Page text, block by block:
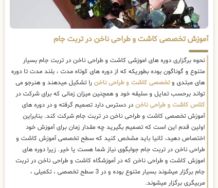
آموزش تخصصی کاشت و طراحی ناخن در تربت جام
نحوه برگزاری دوره های اموزشی کاشت و طراحی ناخن در تربت جام بسیار
متنوع و گوناگون بوده بطوریکه که از دوره های کوتاه مدت ، بلند مدت تا دوره
های مبتدی وتخصصی کاشت و طراحی ناخن را تشکیل میدهند و هنرجو می
تواند برحسب تمایل و سلیقه خود و همچنین میزان زمانی که برای شرکت در
کلاس کاشت و طراحی ناخن در دسترس دارد تصمیم گرفته و در دوره های
آموزش تخصصی کاشت و طراحی ناخن در تربت جام شرکت کند. بنابراین
اولین قدم این است که تصمیم بگیرید چه مقدار زمان برای آموزش خود
اختصاص دهید، ثانیا باید مشخص کنید که سطح تخصصی آموزش کاشت و
طراحی ناخن در تربت جام جوابگوی نیاز شما هست یا خیر. زیرا دوره های
اموزش کاشت و طراحی ناخن که در آموزشگاه کاشت و طراحی ناخن در تربت
جام برگزار میشوند بسیار متنوع بوده و در 3 سطح تخصصی ، تکمیلی ،
مربیگری برگزار میشوند.